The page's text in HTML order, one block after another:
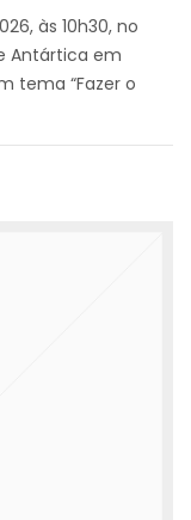
às 10h30, no
Antártica em
tema “Fazer o